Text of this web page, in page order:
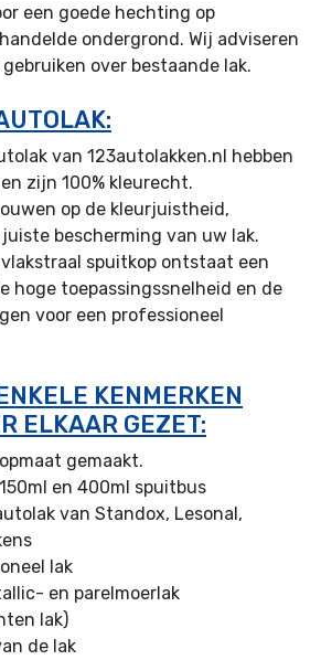
een goede hechting op
ondergrond. Wij adviseren
over bestaande lak.
van 123autolakken.nl hebben
zijn 100% kleurecht.
op de kleurjuistheid,
bescherming van uw lak.
spuitkop ontstaat een
hoge toepassingssnelheid en de
voor een professioneel
KENMERKEN
ELKAAR GEZET:
gemaakt.
en 400ml spuitbus
van Standox, Lesonal,
lak
en parelmoerlak
lak)
de lak